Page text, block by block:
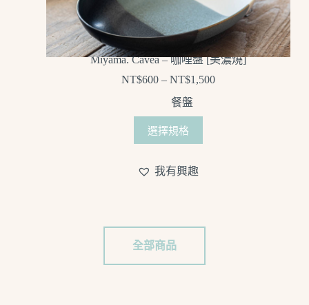
Miyama. Cavea – 咖哩盤 [美濃燒]
NT$600 – NT$1,500
餐盤
選擇規格
我有興趣
全部商品